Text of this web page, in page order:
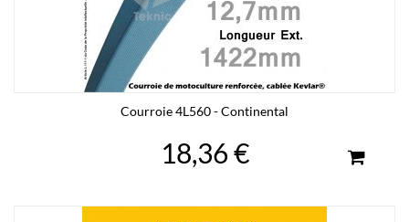
Courroie 4L560 - Continental
18,36 €